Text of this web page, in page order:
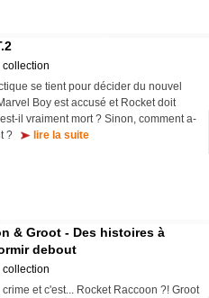
collection
se tient pour décider du nouvel
Boy est accusé et Rocket doit
il vraiment mort ? Sinon, comment a-
?
lire la suite
& Groot - Des histoires à
debout
collection
et c'est... Rocket Raccoon ?! Groot